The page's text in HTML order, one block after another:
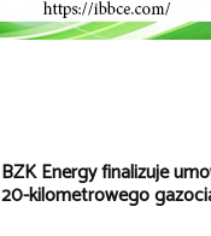
BZK Energy finalizuje
20-kilometrowego